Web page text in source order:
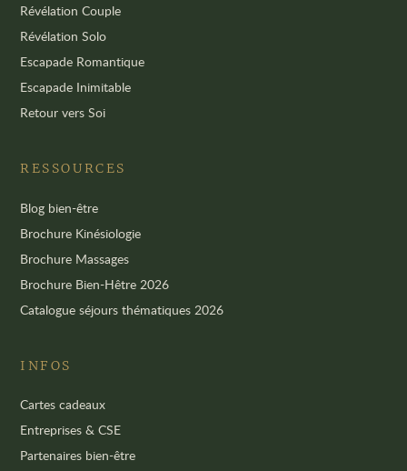
Révélation Couple
Révélation Solo
Escapade Romantique
Escapade Inimitable
Retour vers Soi
RESSOURCES
Blog bien-être
Brochure Kinésiologie
Brochure Massages
Brochure Bien-Hêtre 2026
Catalogue séjours thématiques 2026
INFOS
Cartes cadeaux
Entreprises & CSE
Partenaires bien-être